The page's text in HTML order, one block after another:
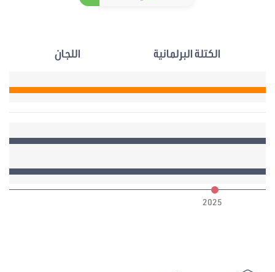
الكتلة البرلمانية اللجان
2025